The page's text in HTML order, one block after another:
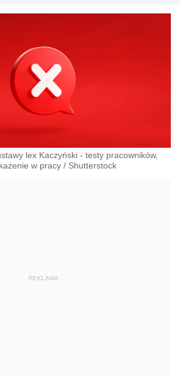
lex Kaczyński - testy pracowników,
w pracy / Shutterstock